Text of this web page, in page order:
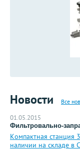
Новости Все
01.05.2015
Фильтровально-
Компактная станция
наличии на складе в